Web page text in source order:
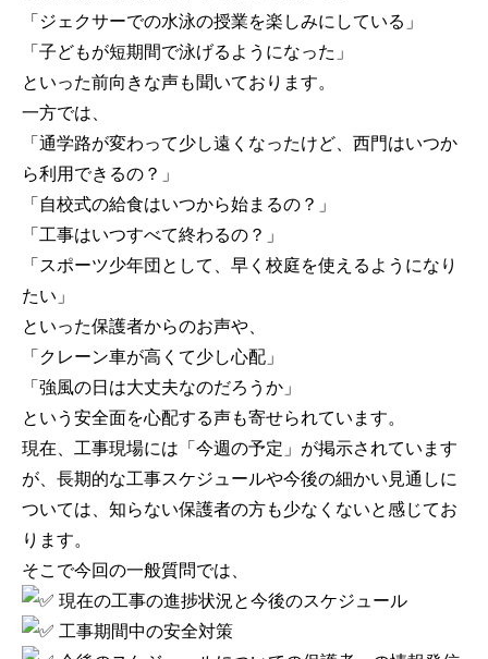
「ジェクサーでの水泳の授業を楽しみにしている」
「子どもが短期間で泳げるようになった」
といった前向きな声も聞いております。
一方では、
「通学路が変わって少し遠くなったけど、西門はいつか
ら利用できるの？」
「自校式の給食はいつから始まるの？」
「工事はいつすべて終わるの？」
「スポーツ少年団として、早く校庭を使えるようになり
たい」
といった保護者からのお声や、
「クレーン車が高くて少し心配」
「強風の日は大丈夫なのだろうか」
という安全面を心配する声も寄せられています。
現在、工事現場には「今週の予定」が掲示されています
が、長期的な工事スケジュールや今後の細かい見通しに
ついては、知らない保護者の方も少なくないと感じてお
ります。
そこで今回の一般質問では、
現在の工事の進捗状況と今後のスケジュール
工事期間中の安全対策